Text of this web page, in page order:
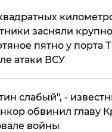
засняли
пятно у порта
атаки ВСУ
слабый", -
обвинил главу
войны